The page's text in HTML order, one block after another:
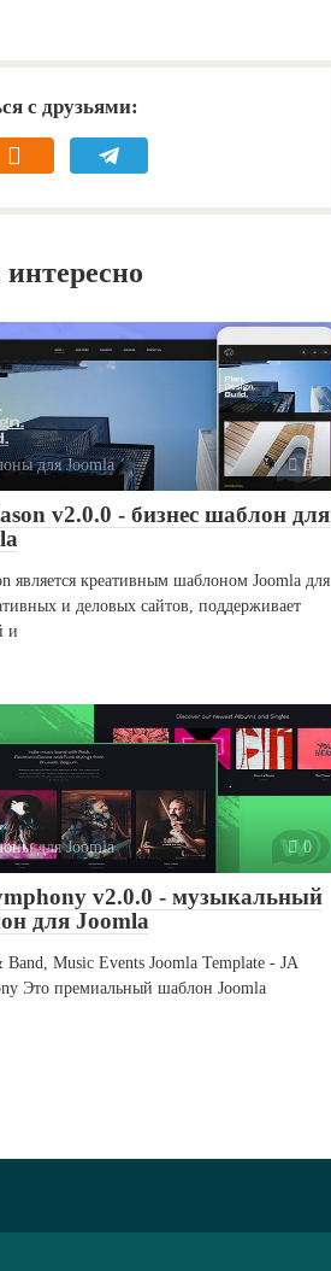
с друзьями:
для Joomla 0
v2.0.0 - бизнес шаблон для
является креативным шаблоном Joomla для
и деловых сайтов, поддерживает
и
для Joomla 0
v2.0.0 - музыкальный
для Joomla
Band, Music Events Joomla Template - JA
Это премиальный шаблон Joomla